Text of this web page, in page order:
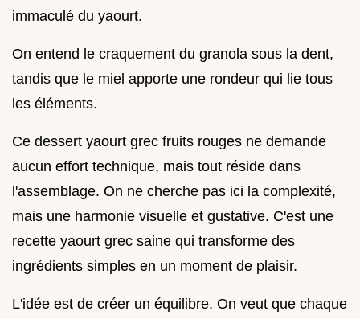
immaculé du yaourt.
On entend le craquement du granola sous la dent,
tandis que le miel apporte une rondeur qui lie tous
les éléments.
Ce dessert yaourt grec fruits rouges ne demande
aucun effort technique, mais tout réside dans
l'assemblage. On ne cherche pas ici la complexité,
mais une harmonie visuelle et gustative. C'est une
recette yaourt grec saine qui transforme des
ingrédients simples en un moment de plaisir.
L'idée est de créer un équilibre. On veut que chaque